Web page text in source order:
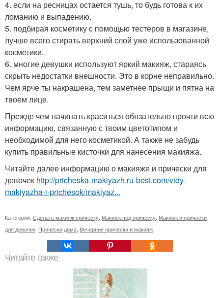
4. если на ресницах остается тушь, то будь готова к их
ломанию и выпадению.
5. подбирая косметику с помощью тестеров в магазине,
лучше всего стирать верхний слой уже использованной
косметики.
6. многие девушки используют яркий макияж, стараясь
скрыть недостатки внешности. Это в корне неправильно.
Чем ярче ты накрашена, тем заметнее прыщи и пятна на
твоем лице.
Прежде чем начинать краситься обязательно прочти всю
информацию, связанную с твоим цветотипом и
необходимой для него косметикой. А также не забудь
купить правильные кисточки для нанесения макияжа.
Читайте далее информацию о макияже и прически для
девочек http://pricheska-makiyazh.ru-best.com/vidy-
makiyazha-i-prichesok/makiyaz...
Категории: Сделать макияж прическу Макияж под прическу Макияж и прически
для девочек Прически дома Вечерние прически и макияж
Читайте также